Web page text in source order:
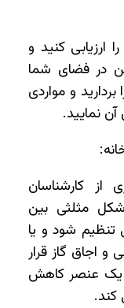
کنید و
در فضای شما
و مواردی
نمایید.
از کارشناسان
مثلثی بین
شود و یا
اجاق گاز قرار
یک عنصر کاهش